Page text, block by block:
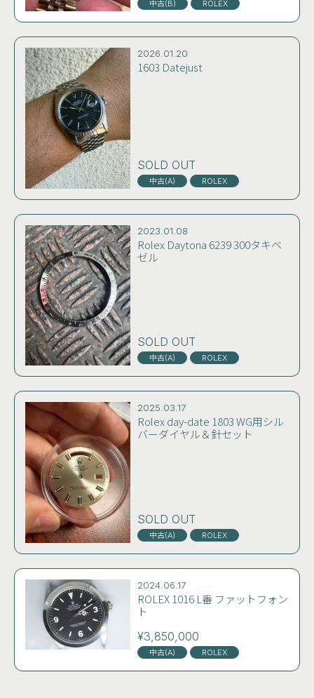
中古(B) ROLEX
2026.01.20
1603 Datejust
SOLD OUT
中古(A) ROLEX
2023.01.08
Rolex Daytona 6239 300タキベ
ゼル
SOLD OUT
中古(A) ROLEX
2025.03.17
Rolex day-date 1803 WG用シル
バーダイヤル＆針セット
SOLD OUT
中古(A) ROLEX
2024.06.17
ROLEX 1016 L番 ファットフォン
ト
¥3,850,000
中古(A) ROLEX